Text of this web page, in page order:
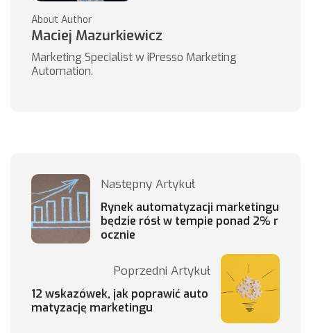
About Author
Maciej Mazurkiewicz
Marketing Specialist w iPresso Marketing
Automation.
Następny Artykuł
Rynek automatyzacji marketingu
będzie rósł w tempie ponad 2% r
ocznie
Poprzedni Artykuł
12 wskazówek, jak poprawić auto
matyzację marketingu